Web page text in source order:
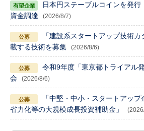
日本円ステーブルコインを発
資金調達
(2026/8/7)
「建設系スタートアップ技術
載する技術を募集
(2026/8/6)
令和9年度「東京都トライアル
会
(2026/8/6)
「中堅・中小・スタートアッ
省力化等の大規模成長投資補助金」